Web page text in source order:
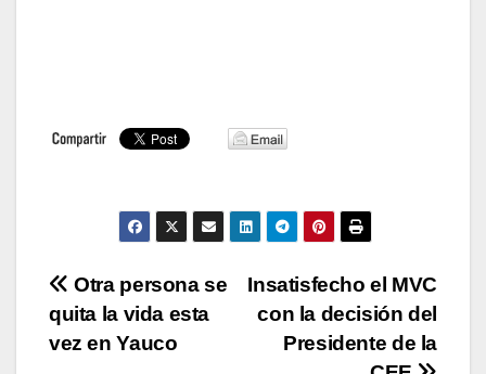
Navegación
de
Insatisfecho el MVC
con la decisión del
Presidente de la
Otra persona se
quita la vida esta
vez en Yauco